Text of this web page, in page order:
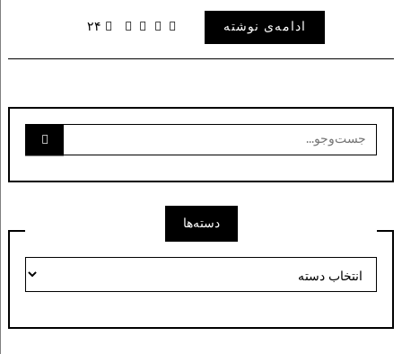
ادامه‌ی نوشته ۲۴
برای:
دسته‌ها